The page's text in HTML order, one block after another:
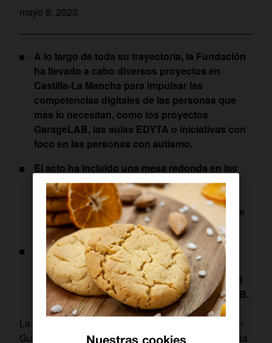
mayo 8, 2023
A lo largo de toda su trayectoria, la Fundación
ha llevado a cabo diversos proyectos en
Castilla-La Mancha para impulsar las
competencias digitales de las personas que
más lo necesitan, como los proyectos
GarageLAB, las aulas EDYTA o iniciativas con
foco en las personas con autismo.
El acto ha incluido una mesa redonda en las
que distintos expertos han debatido sobre la
aplicación de la tecnología para reducir la
brecha social de las personas en situación de
vulnerabilidad.
El evento ha culminado con una entrega de
premios a entidades sociales
castellanomanchegas, como IES Universidad
Laboral de Toledo, Autismo Albacete y AMIAB.
La
ha celebrado hoy un acto en
Guadalajara para celebrar sus 25 años de trayectoria
Nuestras cookies